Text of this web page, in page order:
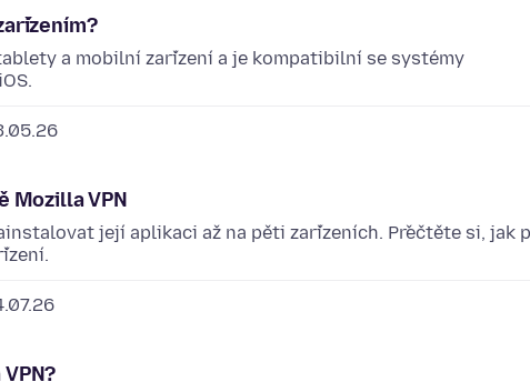
a mobilní zařízení a je kompatibilní se systémy
Mozilla VPN
její aplikaci až na pěti zařízeních. Přečtěte si, jak